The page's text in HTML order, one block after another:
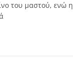
του μαστού, ενώ η